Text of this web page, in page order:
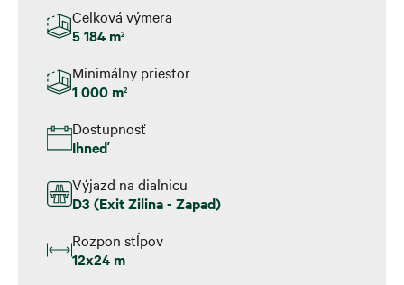
Celková výmera
5 184 m2
Minimálny priestor
1 000 m2
Dostupnosť
Ihneď
Výjazd na diaľnicu
D3 (Exit Zilina - Zapad)
Rozpon stĺpov
12x24 m